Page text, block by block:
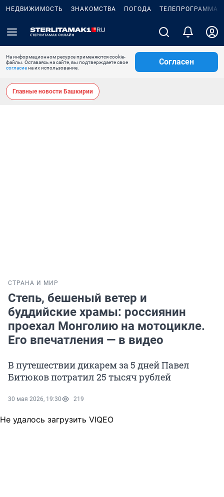
НЕДВИЖИМОСТЬ ЗНАКОМСТВА ПОГОДА ТЕЛЕПРОГРАММА
На информационном ресурсе применяются cookie-
файлы. Оставаясь на сайте, вы подтверждаете свое
согласиена их использование.
Согласен
Главные новости Башкирии
СТРАНА И МИР
Степь, бешеный ветер и
буддийские храмы: россиянин
проехал Монголию на мотоцикле.
Его впечатления — в видео
В путешествии дикарем за 5 дней Павел
Битюков потратил 25 тысяч рублей
30 мая 2026, 19:30 219
Не удалось загрузить VIQEO